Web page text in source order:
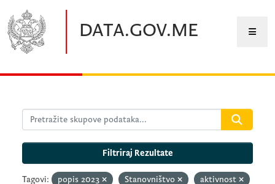
DATA.GOV.ME
Filtriraj Rezultate
Tagovi: popis 2023 Stanovništvo
aktivnost